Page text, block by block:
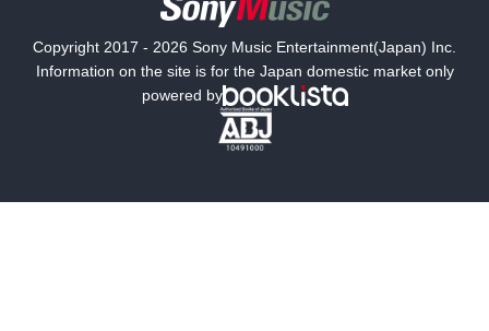
海外小説
ミステリー SF
文学
Copyright 2017 - 2026 Sony Music Entertainment(Japan) Inc.
Information on the site is for the Japan domestic market only
powered by